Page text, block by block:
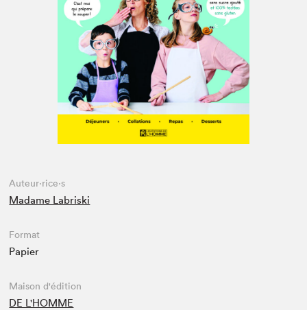
Espace médias
Auteur·rice·s
Madame Labriski
Format
Papier
Maison d'édition
DE L'HOMME